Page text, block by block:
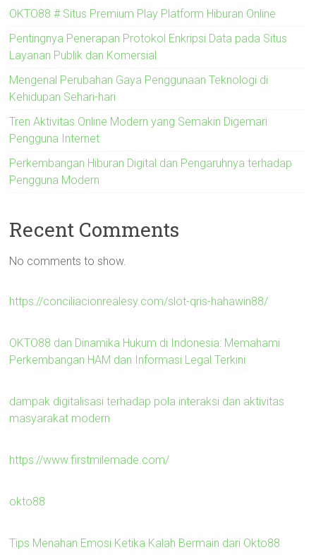
OKTO88 # Situs Premium Play Platform Hiburan Online
Pentingnya Penerapan Protokol Enkripsi Data pada Situs
Layanan Publik dan Komersial
Mengenal Perubahan Gaya Penggunaan Teknologi di
Kehidupan Sehari-hari
Tren Aktivitas Online Modern yang Semakin Digemari
Pengguna Internet
Perkembangan Hiburan Digital dan Pengaruhnya terhadap
Pengguna Modern
Recent Comments
No comments to show.
https://conciliacionrealesy.com/slot-qris-hahawin88/
OKTO88 dan Dinamika Hukum di Indonesia: Memahami
Perkembangan HAM dan Informasi Legal Terkini
dampak digitalisasi terhadap pola interaksi dan aktivitas
masyarakat modern
https://www.firstmilemade.com/
okto88
Tips Menahan Emosi Ketika Kalah Bermain dari Okto88